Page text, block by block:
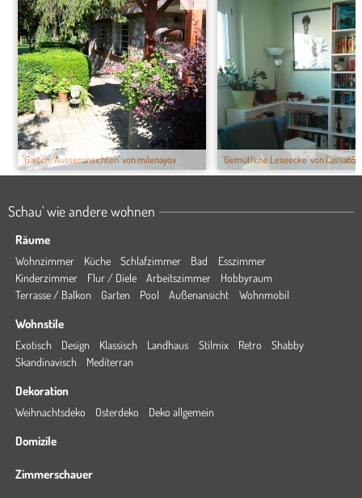
'Garten/Aussenansichten' von milenayov
1
'Gemütliche Leseecke' von Cassa85
Schau' wie andere wohnen
Räume
Wohnzimmer Küche Schlafzimmer Bad
Esszimmer
Kinderzimmer
Flur / Diele Arbeitszimmer
Hobbyraum
Terrasse / Balkon
Garten Pool Außenansicht Wohnmobil
Wohnstile
Exotisch Design Klassisch Landhaus Stilmix Retro
Shabby
Skandinavisch
Mediterran
Dekoration
Weihnachtsdeko Osterdeko Deko allgemein
Domizile
Zimmerschauer